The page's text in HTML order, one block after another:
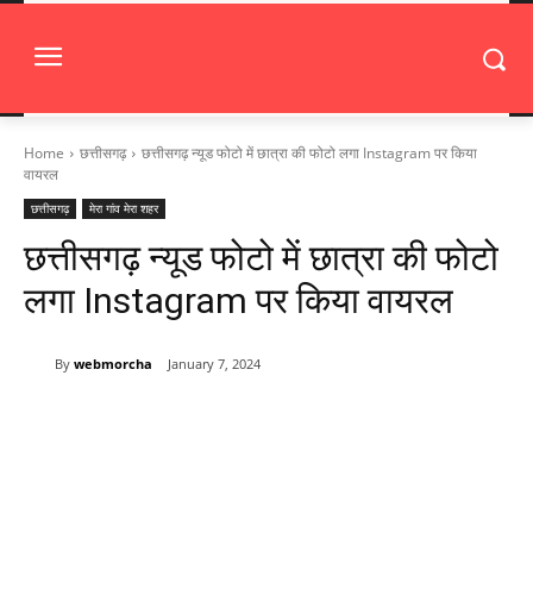
Home छत्तीसगढ़
छत्तीसगढ़ न्यूड फोटो में छात्रा की फोटो लगा Instagram पर किया
वायरल
छत्तीसगढ़ मेरा गांव मेरा शहर
छत्तीसगढ़ न्यूड फोटो में छात्रा की फोटो
लगा Instagram पर किया वायरल
By webmorcha January 7, 2024